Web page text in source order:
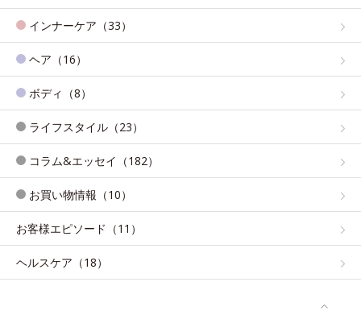
インナーケア（33）
ヘア（16）
ボディ（8）
ライフスタイル（23）
コラム&エッセイ（182）
お買い物情報（10）
お客様エピソード（11）
ヘルスケア（18）